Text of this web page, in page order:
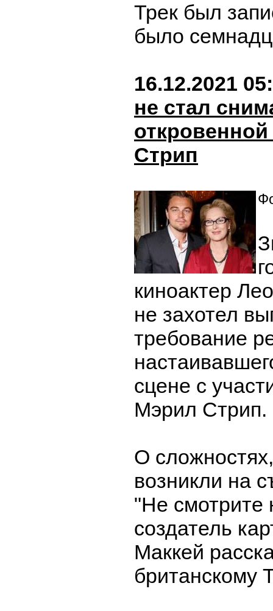
Трек был
было
16.12.2021
не стал
Стрип
киноактер
не захотел
требование
сцене с
Мэрил Стрип.
О
возникли на
"Не смотрите
создатель
Маккей
британскому